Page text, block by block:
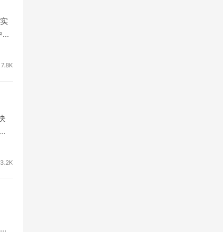
7.8K
3.2K